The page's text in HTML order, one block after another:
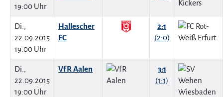
19:00 Uhr
Di.,
22.09.2015
19:00 Uhr
Hallescher
FC
2:1
(2:0)
Di.,
22.09.2015
19:00 Uhr
VfR Aalen
3:1
(1:1)